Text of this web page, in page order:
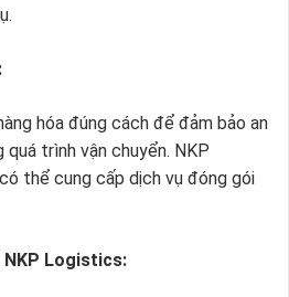
hóa đúng cách để đảm bảo an
quá trình vận chuyển. NKP
thể cung cấp dịch vụ đóng gói
NKP Logistics: